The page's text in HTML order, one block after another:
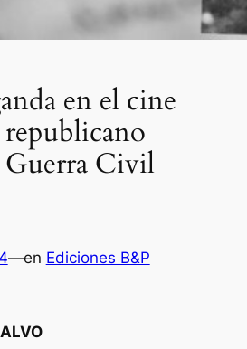
en el cine
Guerra Civil
—en Ediciones B&P